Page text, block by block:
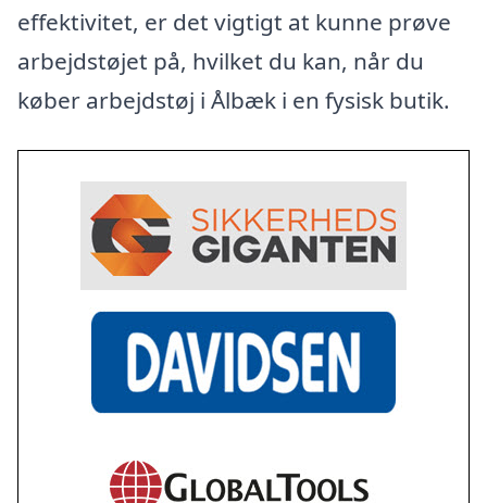
effektivitet, er det vigtigt at kunne prøve
arbejdstøjet på, hvilket du kan, når du
køber arbejdstøj i Ålbæk i en fysisk butik.